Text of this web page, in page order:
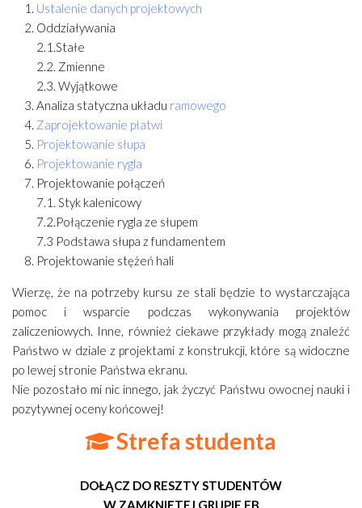
Ustalenie danych projektowych
Oddziaływania
2.1.Stałe
2.2. Zmienne
2.3. Wyjątkowe
Analiza statyczna układu ramowego
Zaprojektowanie płatwi
Projektowanie słupa
Projektowanie rygla
Projektowanie połączeń
7.1. Styk kalenicowy
7.2.Połączenie rygla ze słupem
7.3 Podstawa słupa z fundamentem
Projektowanie stężeń hali
Wierzę, że na potrzeby kursu ze stali będzie to wystarczająca
pomoc i wsparcie podczas wykonywania projektów
zaliczeniowych. Inne, również ciekawe przykłady mogą znaleźć
Państwo w dziale z projektami z konstrukcji, które są widoczne
po lewej stronie Państwa ekranu.
Nie pozostało mi nic innego, jak życzyć Państwu owocnej nauki i
pozytywnej oceny końcowej!
Strefa studenta
DOŁĄCZ DO RESZTY STUDENTÓW
W ZAMKNIĘTEJ GRUPIE FB